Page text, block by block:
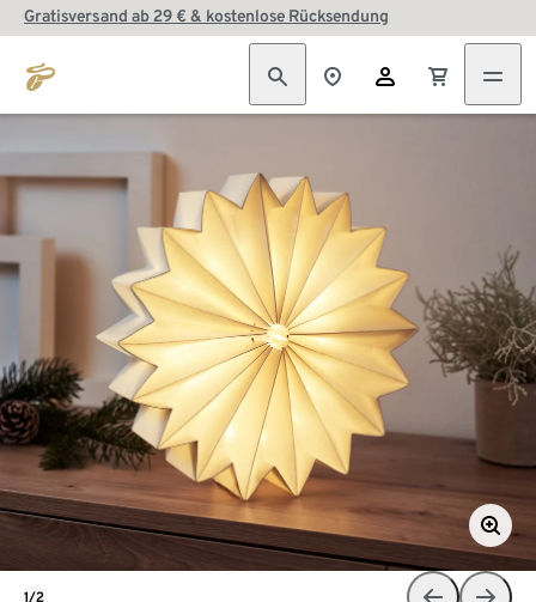
Gratisversand ab 29 € & kostenlose Rücksendung
1/2